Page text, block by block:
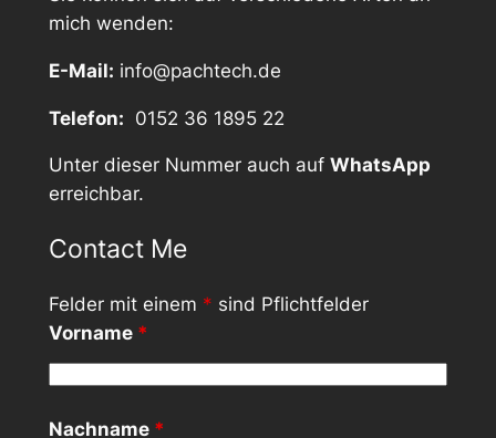
mich wenden:
E-Mail: info@pachtech.de
Telefon: 0152 36 1895 22
Unter dieser Nummer auch auf WhatsApp
erreichbar.
Contact Me
Felder mit einem * sind Pflichtfelder
Vorname *
Nachname *